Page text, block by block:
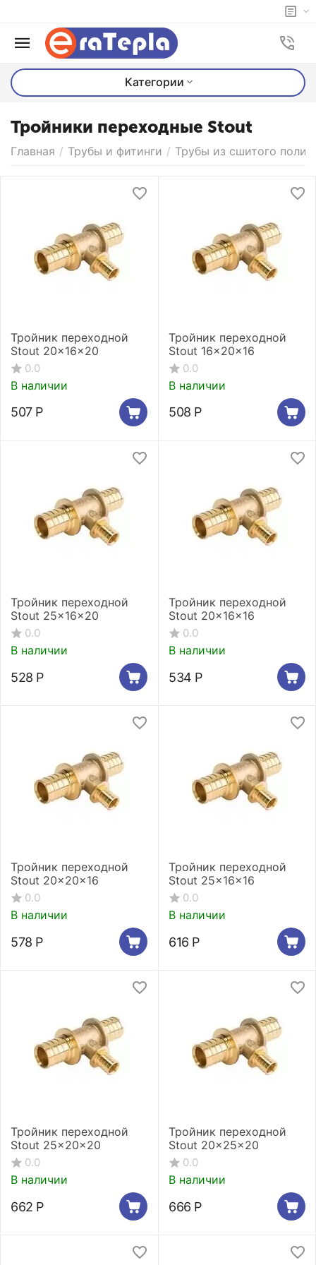
Категории
Тройники переходные Stout
Главная / Трубы и фитинги / Трубы из сшитого
Тройник переходной
Stout 20x16x20
0.0
В наличии
507 Р
Тройник переходной
Stout 16x20x16
0.0
В наличии
508 Р
Тройник переходной
Stout 25x16x20
0.0
В наличии
528 Р
Тройник переходной
Stout 20x16x16
0.0
В наличии
534 Р
Тройник переходной
Stout 20x20x16
0.0
В наличии
578 Р
Тройник переходной
Stout 25x16x16
0.0
В наличии
616 Р
Тройник переходной
Stout 25x20x20
0.0
В наличии
662 Р
Тройник переходной
Stout 20x25x20
0.0
В наличии
666 Р